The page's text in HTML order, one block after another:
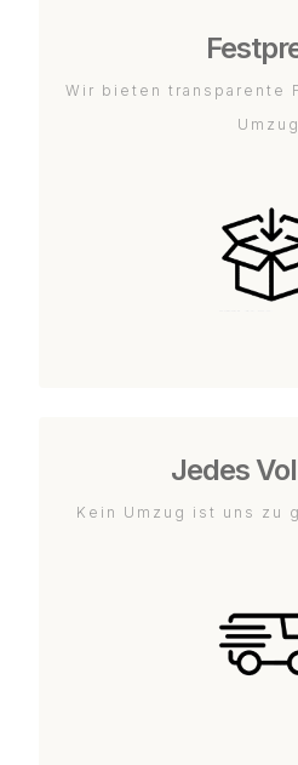
Wir bieten transparente
Umzug.
Jedes
Kein Umzug ist uns zu